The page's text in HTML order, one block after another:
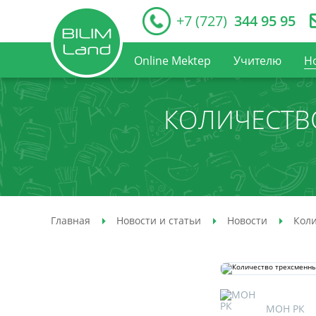
+7 (727) 344 95 95
Online Mektep Учителю
Главная Новости и статьи Новости
МОН РК